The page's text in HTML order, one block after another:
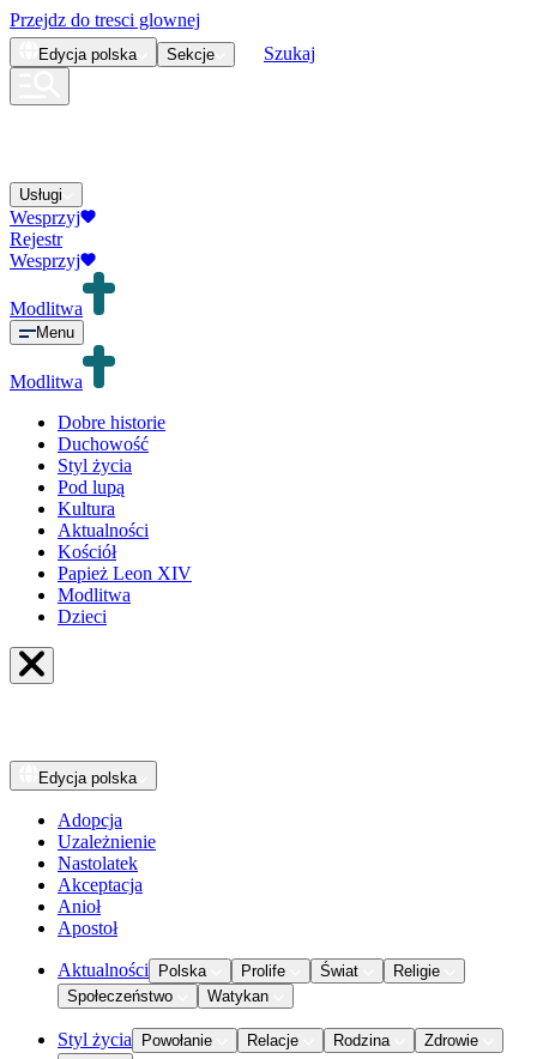
Przejdz do tresci glownej
Edycja polska Sekcje Szukaj
Usługi
Wesprzyj
Rejestr
Wesprzyj
Modlitwa
Menu
Modlitwa
Dobre historie
Duchowość
Styl życia
Pod lupą
Kultura
Aktualności
Kościół
Papież Leon XIV
Modlitwa
Dzieci
Edycja polska
Adopcja
Uzależnienie
Nastolatek
Akceptacja
Anioł
Apostoł
Aktualności Polska Prolife Świat
Religie
Społeczeństwo
Watykan
Styl życia Powołanie Relacje Rodzina
Zdrowie